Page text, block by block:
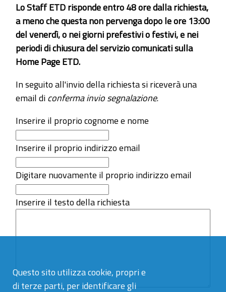
Questo sito utilizza cookie, propri e
di terze parti, per identificare gli
Lo Staff ETD risponde entro 48 ore dalla richiesta,
a meno che questa non pervenga dopo le ore 13:00
del venerdì, o nei giorni prefestivi o festivi, e nei
periodi di chiusura del servizio comunicati sulla
Home Page ETD.
In seguito all'invio della richiesta si riceverà una
email diconferma invio segnalazione.
Inserire il proprio cognome e nome
Inserire il proprio indirizzo email
Digitare nuovamente il proprio indirizzo email
Inserire il testo della richiesta